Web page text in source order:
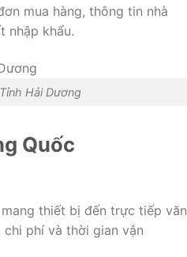
mua hàng, thông tin nhà
nhập khẩu.
Hải Dương
Quốc
mang thiết bị đến trực tiếp văn
chi phí và thời gian vận